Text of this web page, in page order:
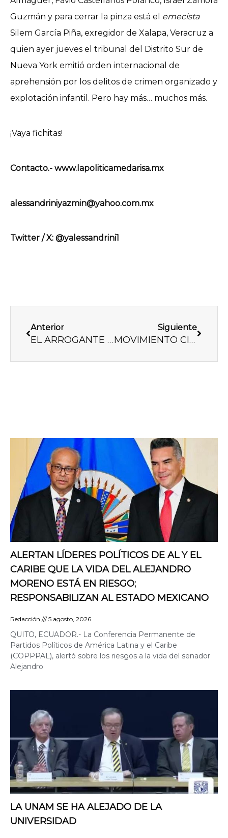
Guzmán y para cerrar la pinza está el emecista
Silem García Piña, exregidor de Xalapa, Veracruz a
quien ayer jueves el tribunal del Distrito Sur de
Nueva York emitió orden internacional de
aprehensión por los delitos de crimen organizado y
explotación infantil. Pero hay más… muchos más.
¡Vaya fichitas!
Contacto.- www.lapoliticamedarisa.mx
alessandriniyazmin@yahoo.com.mx
Twitter / X: @yalessandrini1
Anterior
EL ARROGANTE Y MENTIROSO DE ADÁN AUGUSTO ESTÁ EN PROBLEMAS
Siguiente
MOVIMIENTO CIUDADANO: DE ESQUIROL A TAPETE
ALERTAN LÍDERES POLÍTICOS DE AL Y EL
CARIBE QUE LA VIDA DEL ALEJANDRO
MORENO ESTÁ EN RIESGO;
RESPONSABILIZAN AL ESTADO MEXICANO
Redacción 5 agosto, 2026
QUITO, ECUADOR.- La Conferencia Permanente de
Partidos Políticos de América Latina y el Caribe
(COPPPAL), alertó sobre los riesgos a la vida del senador
Alejandro
LA UNAM SE HA ALEJADO DE LA
UNIVERSIDAD